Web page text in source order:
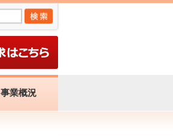
事業概況